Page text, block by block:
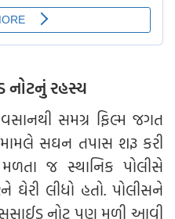
રહસ્ય
સમગ્ર ફિલ્મ જગત
સઘન તપાસ શરૂ કરી
મળતા જ સ્થાનિક પોલીસે
ઘેરી લીધો હતો. પોલીસને
સુસાઈડ નોટ પણ મળી આવી